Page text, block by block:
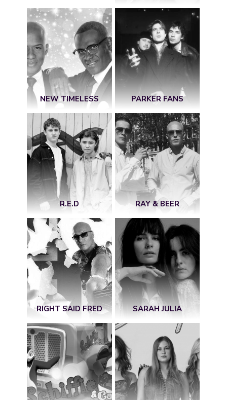
NEW TIMELESS PARKER FANS
R.E.D RAY & BEER
RIGHT SAID FRED SARAH JULIA